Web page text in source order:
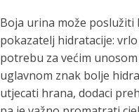
Boja urina može
pokazatelj hidratacije:
potrebu za većim
uglavnom znak bolje
utjecati hrana, dodaci